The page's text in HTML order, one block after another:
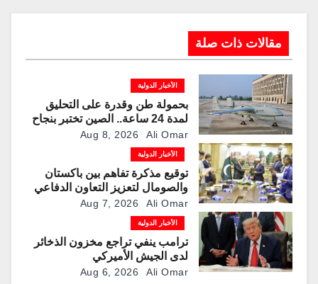
مقالات ذات صلة
الأخبار الدولية
بحمولة طن وقدرة على التحليق
لمدة 24 ساعة.. الصين تختبر بنجاح
مسيّرة “TP200”
Aug 8, 2026 Ali Omar
الأخبار الدولية
توقيع مذكرة تفاهم بين باكستان
والصومال لتعزيز التعاون الدفاعي
Aug 7, 2026 Ali Omar
الأخبار الدولية
ترامب ينفي تراجع مخزون الذخائر
لدى الجيش الأميركي
Aug 6, 2026 Ali Omar